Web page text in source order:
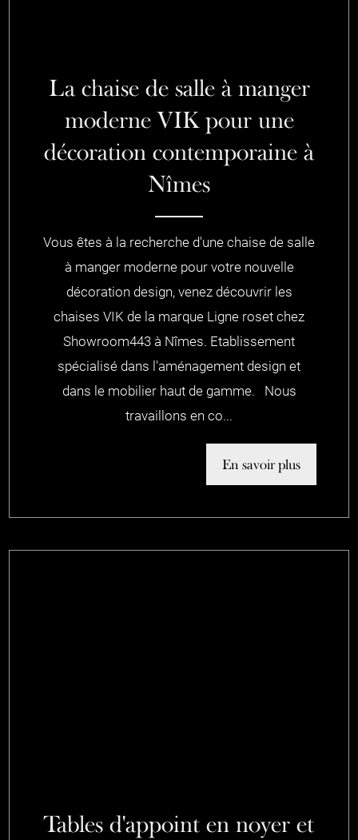
La chaise de salle à manger
moderne VIK pour une
décoration contemporaine à
Nîmes
Vous êtes à la recherche d'une chaise de salle
à manger moderne pour votre nouvelle
décoration design, venez découvrir les
chaises VIK de la marque Ligne roset chez
Showroom443 à Nîmes. Etablissement
spécialisé dans l'aménagement design et
dans le mobilier haut de gamme. Nous
travaillons en co...
En savoir plus
Tables d'appoint en noyer et